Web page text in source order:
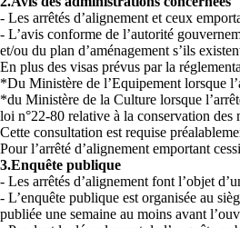
- Les arrêtés d’alignement et ceux
- L’avis conforme de l’autorité
et/ou du plan d’aménagement s’ils
En plus des visas prévus par la
*Du Ministère de l’Equipement lorsque
*du Ministère de la Culture lorsque
loi n°22-80 relative à la conservation des
Cette consultation est requise
Pour l’arrêté d’alignement emportant
3.Enquête publique
- Les arrêtés d’alignement font l’objet
- L’enquête publique est organisée au
publiée une semaine au moins avant